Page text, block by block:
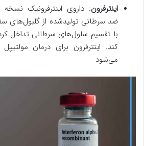
اینترفرون: داروی اینترفرونیک
ضد سرطانی تولیدشده از گلبول‌های
با تقسیم سلول‌های سرطانی تداخل
کند. اینترفرون برای درمان
می‌شود